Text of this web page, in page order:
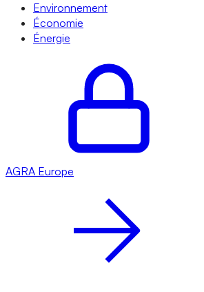
Environnement
Économie
Énergie
AGRA Europe